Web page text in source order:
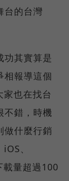
台的台灣
功其實算是
相報導這個
也在找台
不錯，時機
做什麼行銷
、
量超過100